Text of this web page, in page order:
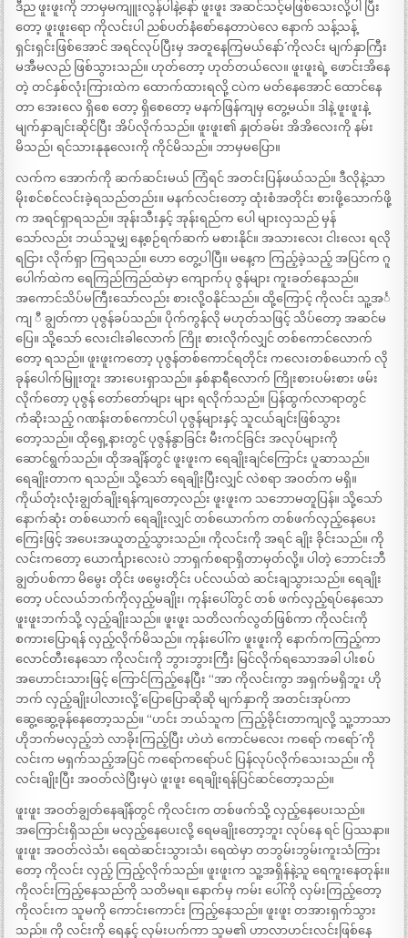
ဒီည ဖူးဖူးကို ဘာမှမကျူးလွန်ပါနဲ့နော် ဖူးဖူး အဆင်သင့်မဖြစ်သေးလို့ပါ ပြီး
တော့ ဖူးဖူးရော ကိုလင်းပါ ညစ်ပတ်နံစော်နေတာပဲလေ နောက် သန့်သန့်
ရှင်းရှင်းဖြစ်အောင် အရင်လုပ်ပြီးမှ အတူနေကြမယ်နော်´´ ကိုလင်း မျက်နှာကြီး
မအီမလည် ဖြစ်သွားသည်။ ဟုတ်တော့ ဟုတ်တယ်လေ။ ဖူးဖူးရဲ့ ဖောင်းအိနေ
တဲ့ တင်နှစ်လုံးကြားထဲက ထောက်ထားရလို့ ငပဲက မတ်နေအောင် ထောင်နေ
တာ အေးလေ ရှိစေ တော့ ရှိစေတော့ မနက်ဖြန်ကျမှ တွေ့မယ်။ ဒါနဲ့ ဖူးဖူးနဲ့
မျက်နှာချင်းဆိုင်ပြီး အိပ်လိုက်သည်။ ဖူးဖူး၏ နှုတ်ခမ်း အိအိလေးကို နမ်း
မိသည်၊ ရင်သားနုနုလေးကို ကိုင်မိသည်။ ဘာမှမပြော။
လက်က အောက်ကို ဆက်ဆင်းမယ် ကြံရင် အတင်းပြန်ဖယ်သည်။ ဒီလိုနဲ့သာ
မိုးစင်စင်လင်းခဲ့ရသည်တည်း။ မနက်လင်းတော့ ထုံးစံအတိုင်း စားဖို့သောက်ဖို့
က အရင်ရှာရသည်။ အုန်းသီးနှင့် အုန်းရည်က ပေါ များလှသည် မှန်
သော်လည်း ဘယ်သူမျှ နေ့စဉ်ရက်ဆက် မစားနိုင်။ အသားလေး ငါးလေး ရလို
ရငြား လိုက်ရှာ ကြရသည်။ ဟော တွေ့ပါပြီ။ မနေ့က ကြည့်ခဲ့သည့် အပြင်က ဂူ
ပေါက်ထဲက ရေကြည်ကြည်ထဲမှာ ကျောက်ပု ဇွန်များ ကူးခတ်နေသည်။
အကောင်သိပ်မကြီးသော်လည်း စားလို့ဝနိုင်သည်။ ထို့ကြောင့် ကိုလင်း သူ့အင်္
ကျ ီ ချွတ်ကာ ပုဇွန်ခပ်သည်။ ပိုက်ကွန်လို မဟုတ်သဖြင့် သိပ်တော့ အဆင်မ
ပြေ။ သို့သော် လေးငါးခါလောက် ကြိုး စားလိုက်လျှင် တစ်ကောင်လောက်
တော့ ရသည်။ ဖူးဖူးကတော့ ပုဇွန်တစ်ကောင်ရတိုင်း ကလေးတစ်ယောက် လို
ခုန်ပေါက်မြူးတူး အားပေးရှာသည်။ နှစ်နာရီလောက် ကြိုးစားပမ်းစား ဖမ်း
လိုက်တော့ ပုဇွန် တော်တော်များ များ ရလိုက်သည်။ ပြန်ထွက်လာရာတွင်
ကံဆိုးသည့် ဂဏန်းတစ်ကောင်ပါ ပုဇွန်များနှင့် သူငယ်ချင်းဖြစ်သွား
တော့သည်။ ထိုရှေ့နားတွင် ပုဇွန်နွာခြင်း မီးကင်ခြင်း အလုပ်များကို
ဆောင်ရွက်သည်။ ထိုအချိန်တွင် ဖူးဖူးက ရေချိုးချင်ကြောင်း ပူဆာသည်။
ရေချိုးတာက ရသည်။ သို့သော် ရေချိုးပြီးလျှင် လဲစရာ အဝတ်က မရှိ။
ကိုယ်တုံးလုံးချွတ်ချိုးရန်ကျတော့လည်း ဖူးဖူးက သဘောမတူပြန်။ သို့သော်
နောက်ဆုံး တစ်ယောက် ရေချိုးလျှင် တစ်ယောက်က တစ်ဖက်လှည့်နေပေး
ကြေးဖြင့် အပေးအယူတည့်သွားသည်။ ကိုလင်းကို အရင် ချိုး ခိုင်းသည်။ ကို
လင်းကတော့ ယောင်္ကျားလေးပဲ ဘာရှက်စရာရှိတာမှတ်လို့။ ပါတဲ့ ဘောင်းဘီ
ချွတ်ပစ်ကာ မိမွေး တိုင်း ဖမွေးတိုင်း ပင်လယ်ထဲ ဆင်းချသွားသည်။ ရေချိုး
တော့ ပင်လယ်ဘက်ကိုလှည့်မချိုး၊ ကုန်းပေါ်တွင် တစ် ဖက်လှည့်ရပ်နေသော
ဖူးဖူးဘက်သို့ လှည့်ချိုးသည်။ ဖူးဖူး သတိလက်လွတ်ဖြစ်ကာ ကိုလင်းကို
စကားပြောရန် လှည့်လိုက်မိသည်။ ကုန်းပေါ်က ဖူးဖူးကို နောက်ကကြည့်ကာ
လောင်တီးနေသော ကိုလင်းကို ဘွားဘွားကြီး မြင်လိုက်ရသောအခါ ပါးစပ်
အဟောင်းသားဖြင့် ကြောင်ကြည့်နေပြီး “အာ ကိုလင်းကွာ အရှက်မရှိဘူး ဟို
ဘက် လှည့်ချိုးပါလားလို့´´ ပြောပြောဆိုဆို မျက်နှာကို အတင်းအုပ်ကာ
ဆွေ့ဆွေ့ခုန်နေတော့သည်။ “ဟင်း ဘယ်သူက ကြည့်ခိုင်းတာကျလို့ သူ့ဘာသာ
ဟိုဘက်မလှည့်ဘဲ လာခိုးကြည့်ပြီး ဟဲဟဲ ကောင်မလေး ကရော် ကရော်´´ ကို
လင်းက မရှက်သည့်အပြင် ကရော်ကရော်ပင် ပြန်လုပ်လိုက်သေးသည်။ ကို
လင်းချိုးပြီး အဝတ်လဲပြီးမှပဲ ဖူးဖူး ရေချိုးရန်ပြင်ဆင်တော့သည်။
ဖူးဖူး အဝတ်ချွတ်နေချိန်တွင် ကိုလင်းက တစ်ဖက်သို့ လှည့်နေပေးသည်။
အကြောင်းရှိသည်။ မလှည့်နေပေးလို့ ရေမချိုးတော့ဘူး လုပ်နေ ရင် ပြဿနာ။
ဖူးဖူး အဝတ်လဲသံ၊ ရေထဲဆင်းသွားသံ၊ ရေထဲမှာ တဘွမ်းဘွမ်းကူးသံကြား
တော့ ကိုလင်း လှည့် ကြည့်လိုက်သည်။ ဖူးဖူးက သူ့အရှိန်နဲ့သူ ရေကူးနေတုန်း။
ကိုလင်းကြည့်နေသည်ကို သတိမရ။ နောက်မှ ကမ်း ပေါ်ကို လှမ်းကြည့်တော့
ကိုလင်းက သူမကို ကောင်းကောင်း ကြည့်နေသည်။ ဖူးဖူး တအားရှက်သွား
သည်။ ကို လင်းကို ရေနှင့် လှမ်းပက်ကာ သူမ၏ ဟာလာဟင်းလင်းဖြစ်နေ